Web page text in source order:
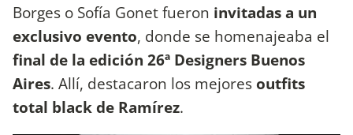
Borges o Sofía Gonet fueron invitadas a un
exclusivo evento, donde se homenajeaba el
final de la edición 26ª Designers Buenos
Aires. Allí, destacaron los mejores outfits
total black de Ramírez.